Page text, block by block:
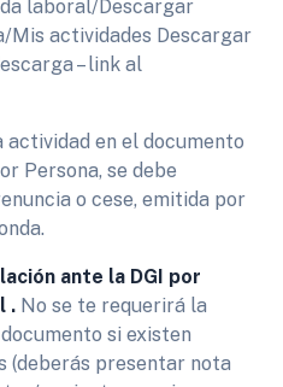
laboral/Descargar
Mis actividades Descargar
– link al
actividad en el documento
Persona, se debe
o cese, emitida por
ante la DGI por
. No se te requerirá la
si existen
(deberás presentar nota